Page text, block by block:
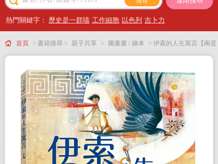
主題閱讀
出版專區
會員專屬
會員儲值方案
熱門關鍵字： 歷史是一群喵 工作細胞 以色列 吉卜力
首頁 > 書籍搜尋 > 親子共享 > 圖畫書 / 繪本 > 伊索的人生寓言【兩度